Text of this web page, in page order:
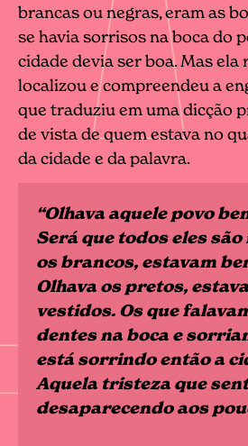
brancas ou negras, eram as
se havia sorrisos na boca do
cidade devia ser boa. Mas ela
localizou e compreendeu a
que traduziu em uma dicção
de vista de quem estava no
da cidade e da palavra.
“Olhava aquele povo
Será que todos eles são
os brancos, estavam
Olhava os pretos,
vestidos. Os que
dentes na boca e
está sorrindo então a
Aquela tristeza que
desaparecendo aos